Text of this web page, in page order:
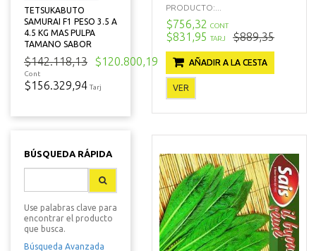
TETSUKABUTO
SAMURAI F1 PESO 3.5 A
4.5 KG MAS PULPA
TAMANO SABOR
$142.118,13 $120.800,19
Cont
$156.329,94 Tarj
BÚSQUEDA RÁPIDA
Use palabras clave para
encontrar el producto
que busca.
Búsqueda Avanzada
PRODUCTO:...
$756,32 CONT
$831,95 TARJ $889,35
AÑADIR A LA CESTA
VER